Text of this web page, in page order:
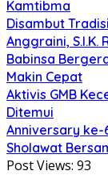
Kamtibma
Disambut
Anggraini,
Babinsa
Makin Cepat
Aktivis GMB
Ditemui
Anniversary ke-
Sholawat
Post Views: 93